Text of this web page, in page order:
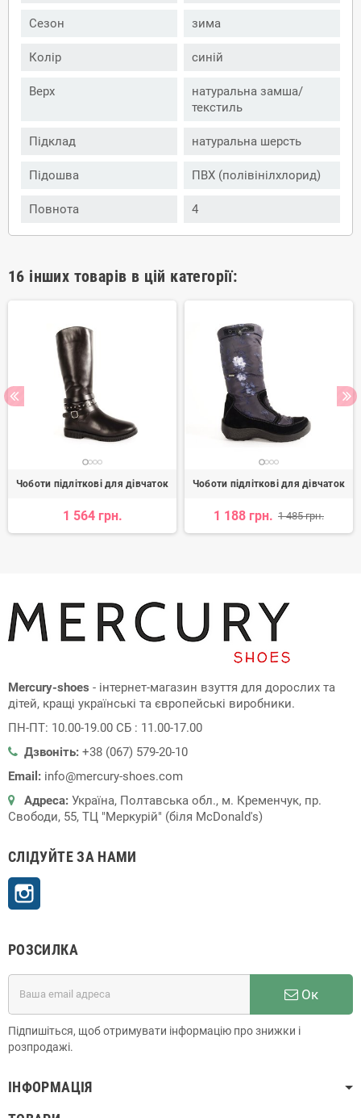
Сезон зима
Колір синій
Верх
натуральна замша/
текстиль
Підклад натуральна шерсть
Підошва ПВХ (полівінілхлорид)
Повнота 4
16 інших товарів в цій категорії:
Чоботи підліткові для дівчаток
1 564 грн.
Чоботи підліткові для дівчаток
1 188 грн. 1 485 грн.
Mercury-shoes - інтернет-магазин взуття для дорослих та
дітей, кращі українські та європейські виробники.
ПН-ПТ: 10.00-19.00 СБ : 11.00-17.00
Дзвоніть: +38 (067) 579-20-10
Email: info@mercury-shoes.com
Адреса: Україна, Полтавська обл., м. Кременчук, пр.
Свободи, 55, ТЦ "Меркурій" (біля McDonald's)
СЛІДУЙТЕ ЗА НАМИ
РОЗСИЛКА
Ок
Підпишіться, щоб отримувати інформацію про знижки і
розпродажі.
ІНФОРМАЦІЯ